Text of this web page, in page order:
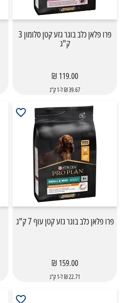
פרו פלאן כלב בוגר גזע קטן סלומון 3
ק"ג
119.00 ₪
39.67 ₪ ל-1 ק"ג
פרו פלאן כלב בוגר גזע קטן עוף 7 ק"ג
159.00 ₪
22.71 ₪ ל-1 ק"ג